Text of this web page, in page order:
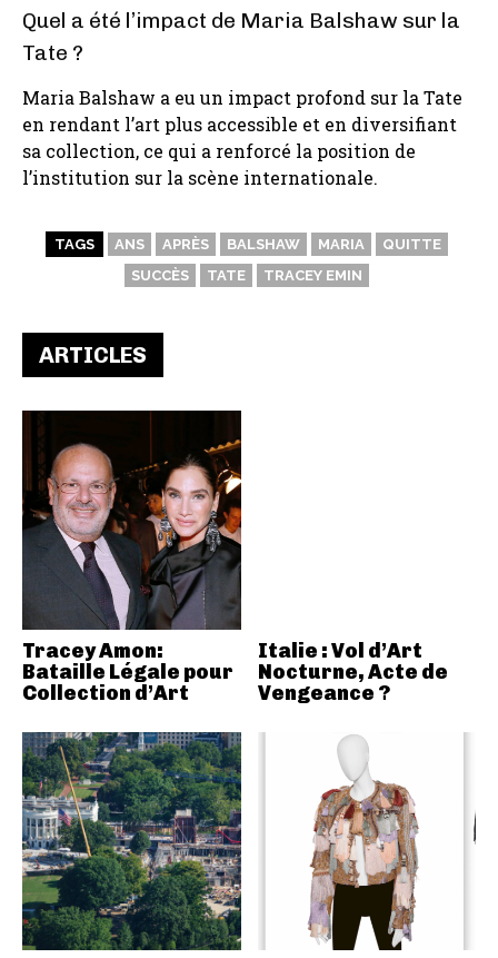
Quel a été l’impact de Maria Balshaw sur la
Tate ?
Maria Balshaw a eu un impact profond sur la Tate
en rendant l’art plus accessible et en diversifiant
sa collection, ce qui a renforcé la position de
l’institution sur la scène internationale.
TAGS ANS APRÈS BALSHAW MARIA
QUITTE
SUCCÈS
TATE TRACEY EMIN
ARTICLES
Tracey Amon:
Bataille Légale pour
Collection d’Art
Italie : Vol d’Art
Nocturne, Acte de
Vengeance ?